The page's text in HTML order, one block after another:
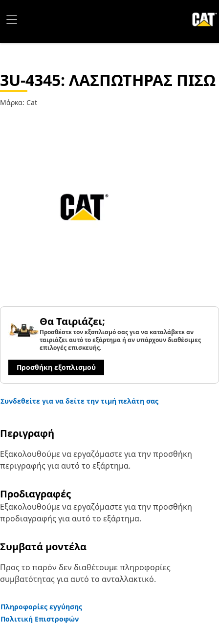
3U-4345: ΛΑΣΠΩΤΗΡΑΣ ΠΙΣΩ
Μάρκα: Cat
Θα Ταιριάζει;
Προσθέστε τον εξοπλισμό σας για να καταλάβετε αν
ταιριάζει αυτό το εξάρτημα ή αν υπάρχουν διαθέσιμες
επιλογές επισκευής.
Προσθήκη εξοπλισμού
Συνδεθείτε για να δείτε την τιμή πελάτη σας
Περιγραφή
Εξακολουθούμε να εργαζόμαστε για την προσθήκη
περιγραφής για αυτό το εξάρτημα.
Προδιαγραφές
Εξακολουθούμε να εργαζόμαστε για την προσθήκη
προδιαγραφής για αυτό το εξάρτημα.
Συμβατά μοντέλα
Προς το παρόν δεν διαθέτουμε πληροφορίες
συμβατότητας για αυτό το ανταλλακτικό.
Πληροφορίες εγγύησης
Πολιτική Επιστροφών